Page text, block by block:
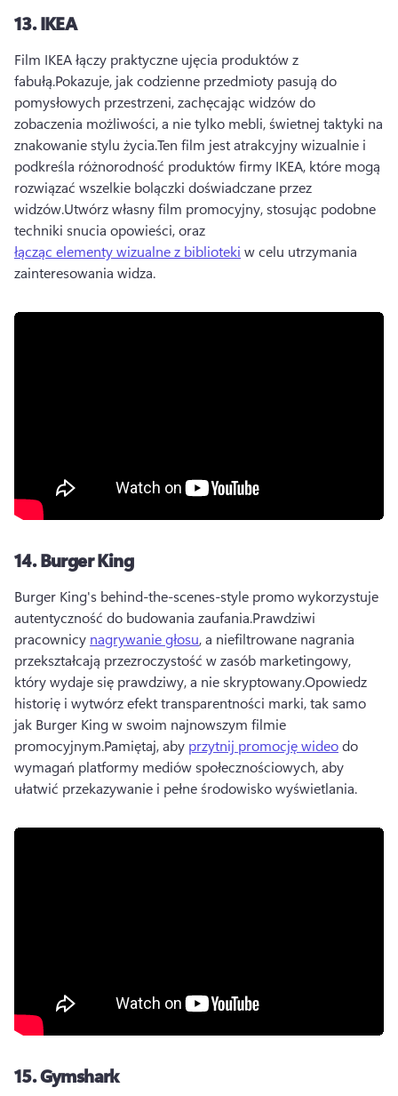
13.IKEA
Film IKEA łączy praktyczne ujęcia produktów z
fabułą.Pokazuje, jak codzienne przedmioty pasują do
pomysłowych przestrzeni, zachęcając widzów do
zobaczenia możliwości, a nie tylko mebli, świetnej taktyki na
znakowanie stylu życia.Ten film jest atrakcyjny wizualnie i
podkreśla różnorodność produktów firmy IKEA, które mogą
rozwiązać wszelkie bolączki doświadczane przez
widzów.Utwórz własny film promocyjny, stosując podobne
techniki snucia opowieści, oraz
łącząc elementy wizualne z biblioteki w celu utrzymania
zainteresowania widza.
14.Burger King
Burger King's behind-the-scenes-style promo wykorzystuje
autentyczność do budowania zaufania.Prawdziwi
pracownicy nagrywanie głosu, a niefiltrowane nagrania
przekształcają przezroczystość w zasób marketingowy,
który wydaje się prawdziwy, a nie skryptowany.Opowiedz
historię i wytwórz efekt transparentności marki, tak samo
jak Burger King w swoim najnowszym filmie
promocyjnym.Pamiętaj, aby przytnij promocję wideo do
wymagań platformy mediów społecznościowych, aby
ułatwić przekazywanie i pełne środowisko wyświetlania.
15.Gymshark